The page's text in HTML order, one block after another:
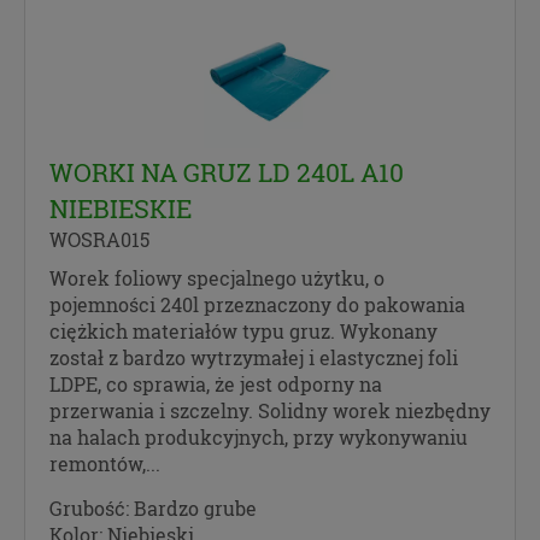
WORKI NA GRUZ LD 240L A10
NIEBIESKIE
WOSRA015
Worek foliowy specjalnego użytku, o
pojemności 240l przeznaczony do pakowania
ciężkich materiałów typu gruz. Wykonany
został z bardzo wytrzymałej i elastycznej foli
LDPE, co sprawia, że jest odporny na
przerwania i szczelny. Solidny worek niezbędny
na halach produkcyjnych, przy wykonywaniu
remontów,...
Grubość:Bardzo grube
Kolor:Niebieski
Na naszych stronach internetowych i w aplikacjach
używamy technologii, takich jak pliki cookie, local
przetwarzania danych osobowych oraz danych
eksploatacyjnych w celu personalizowania
udostępnianych treści i reklam oraz analizowania
informatyczne zapisywane w plikach i
przechowywane na Twoim urządzeniu końcowym
(tj. Twój komputer, tablet, smartphone itp.), które
przeglądarka wysyła do serwera przy
każdorazowym wejściu na stronę z tego urządzenia,
podczas gdy odwiedzasz różne strony w Internecie.
Twoje uprawnienia
Zgodnie z RODO przysługują Ci następujące